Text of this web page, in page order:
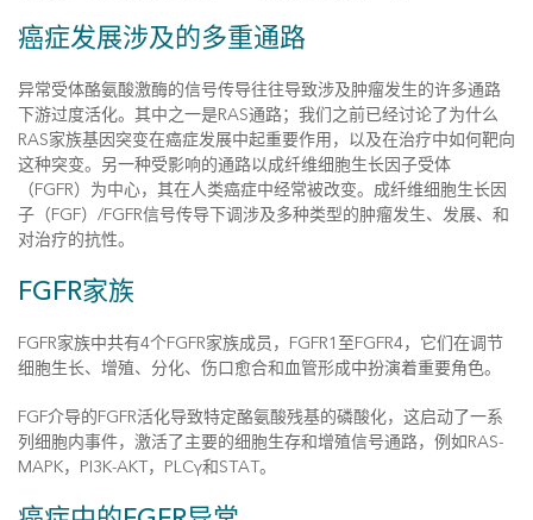
癌症发展涉及的多重通路
异常受体酪氨酸激酶的信号传导往往导致涉及肿瘤发生的许多通路
下游过度活化。其中之一是RAS通路；我们之前已经讨论了为什么
RAS家族基因突变在癌症发展中起重要作用，以及在治疗中如何靶向
这种突变。另一种受影响的通路以成纤维细胞生长因子受体
（FGFR）为中心，其在人类癌症中经常被改变。成纤维细胞生长因
子（FGF）/FGFR信号传导下调涉及多种类型的肿瘤发生、发展、和
对治疗的抗性。
FGFR家族
FGFR家族中共有4个FGFR家族成员，FGFR1至FGFR4，它们在调节
细胞生长、增殖、分化、伤口愈合和血管形成中扮演着重要角色。
FGF介导的FGFR活化导致特定酪氨酸残基的磷酸化，这启动了一系
列细胞内事件，激活了主要的细胞生存和增殖信号通路，例如RAS-
MAPK，PI3K-AKT，PLCγ和STAT。